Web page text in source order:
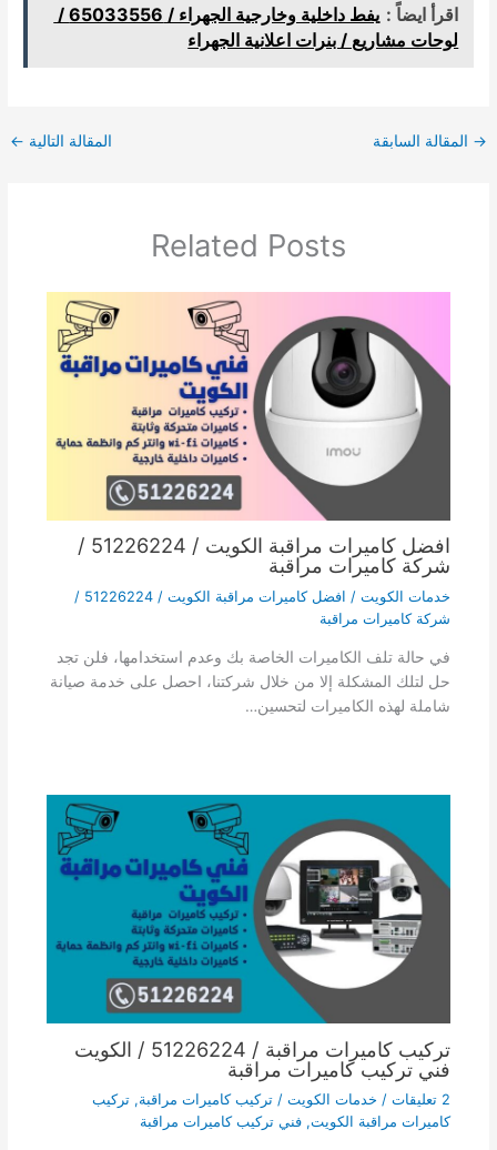
اقرأ ايضاً :
يفط داخلية وخارجية الجهراء / 65033556 /
لوحات مشاريع / بنرات اعلانية الجهراء
→ المقالة السابقة المقالة التالية ←
Related Posts
افضل كاميرات مراقبة الكويت / 51226224 /
شركة كاميرات مراقبة
خدمات الكويت/
افضل كاميرات مراقبة الكويت / 51226224 /
شركة كاميرات مراقبة
في حالة تلف الكاميرات الخاصة بك وعدم استخدامها، فلن تجد
حل لتلك المشكلة إلا من خلال شركتنا، احصل على خدمة صيانة
شاملة لهذه الكاميرات لتحسين…
تركيب كاميرات مراقبة / 51226224 / الكويت
فني تركيب كاميرات مراقبة
2 تعليقات / خدمات الكويت/ تركيب كاميرات مراقبة, تركيب
كاميرات مراقبة الكويت, فني تركيب كاميرات مراقبة